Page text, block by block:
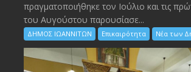
πραγματοποιήθηκε τον Ιούλιο και τις
του Αυγούστου παρουσίασε...
ΔΗΜΟΣ ΙΩΑΝΝΙΤΩΝ Επικαιρότητα Νέα των